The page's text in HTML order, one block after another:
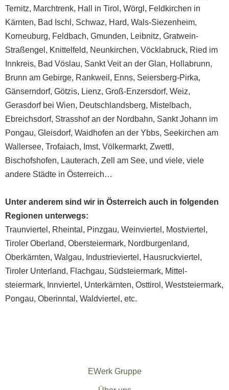
Ternitz, Marchtrenk, Hall in Tirol , Wörgl , Feldkirchen in
Kärnten, Bad Ischl, Schwaz, Hard, Wals-Siezenheim,
Korneuburg, Feldbach, Gmunden, Leibnitz, Gratwein-
Straßengel, Knittelfeld, Neunkirchen, Vöcklabruck, Ried im
Innkreis, Bad Vöslau, Sankt Veit an der Glan, Hollabrunn,
Brunn am Gebirge, Rankweil, Enns, Seiersberg-Pirka,
Gänserndorf, Götzis, Lienz, Groß-Enzersdorf, Weiz,
Gerasdorf bei Wien, Deutschlandsberg, Mistelbach,
Ebreichsdorf, Strasshof an der Nordbahn, Sankt Johann im
Pongau, Gleisdorf, Waidhofen an der Ybbs, Seekirchen am
Wallersee, Trofaiach, Imst, Völkermarkt, Zwettl,
Bischofshofen, Lauterach, Zell am See, und viele, viele
andere Städte in Österreich…
Unter anderem sind wir in Österreich auch in folgenden
Regionen unterwegs:
Traunviertel , Rheintal , Pinzgau, Weinviertel , Mostviertel ,
Tiroler Oberland, Ober­steiermark, Nord­burgenland,
Oberkärnten, Walgau, Industrieviertel , Hausruck­viertel ,
Tiroler Unterland, Flachgau, Südsteiermark, Mittel­
steiermark, Innviertel , Unterkärnten, Osttirol , Weststeiermark,
Pongau, Oberinntal , Waldviertel , etc.
EWerk Gruppe